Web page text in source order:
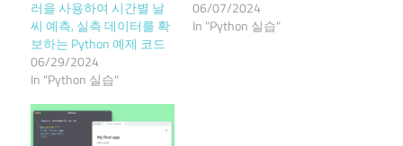
러을 사용하여 시간별 날
씨 예측, 실측 데이터를 확
보하는 Python 예제 코드
06/29/2024
In "Python 실습"
06/07/2024
In "Python 실습"